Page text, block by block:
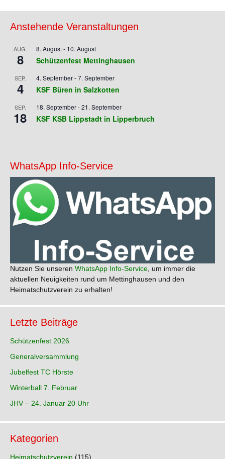
Anstehende Veranstaltungen
AUG.
8
8. August- 10. August
Schützenfest Mettinghausen
SEP.
4
4. September-7. September
KSF Büren in Salzkotten
SEP.
18
18. September-21. September
KSF KSB Lippstadt in Lipperbruch
WhatsApp Info-Service
Nutzen Sie unseren WhatsApp Info-Service , um immer die
aktuellen Neuigkeiten rund um Mettinghausen und den
Heimatschutzverein zu erhalten!
Letzte Beiträge
Schützenfest 2026
Generalversammlung
Jubelfest TC Hörste
Winterball 7. Februar
JHV – 24. Januar 20 Uhr
Kategorien
Heimatschutzverein (115)